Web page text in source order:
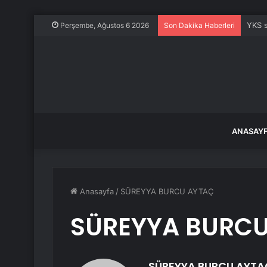
Perşembe, Ağustos 6 2026 Son Dakika Haberleri YKS
Anasayfa / SÜREYYA BURCU AYTAÇ
SÜREYYA